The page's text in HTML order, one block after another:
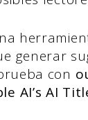
generar
con
AI’s AI